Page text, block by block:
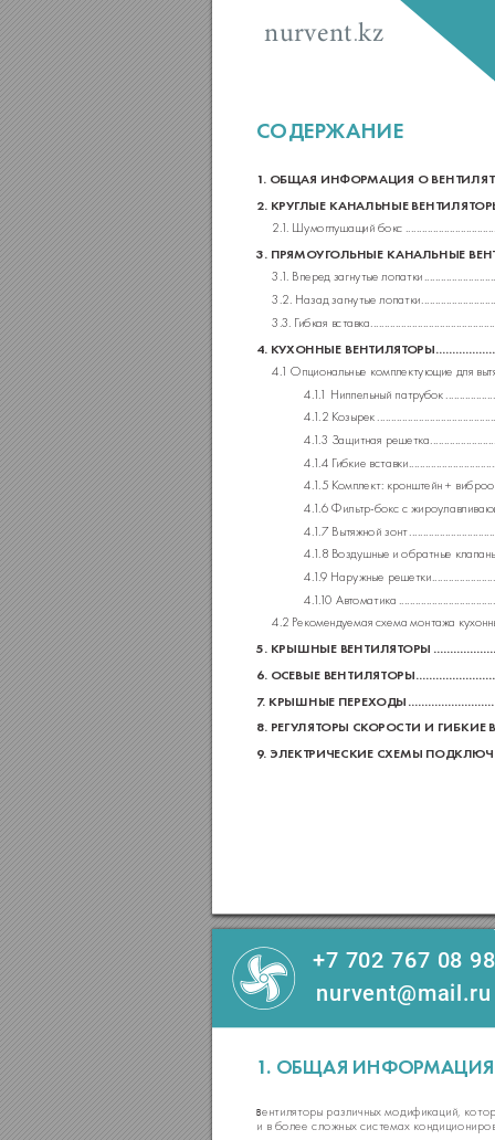
СОДЕРЖАНИЕ
1. ОБЩАЯ ИНФОРМАЦИЯ О
2. КРУГЛЫЕ КАНАЛЬНЫЕ
2.1. Шумоглушащий бокс
3. ПРЯМОУГОЛЬНЫЕ КАНАЛЬНЫЕ
3.1. Вперед загнутые лопатки
3.2. Назад загнутые лопатки
3.3. Гибкая вставка
4. КУХОННЫЕ ВЕНТИЛЯТОРЫ
4.1 Опциональные комплектующие для
4.1.1 Ниппельный патрубок
4.1.2 Козырек
4.1.3 Защитная решетка
4.1.4 Гибкие вставки
4.1.5 Комплект: кронштейн +
4.1.6 Фильтр-бокс с
4.1.7 Вытяжной зонт
4.1.8 Воздушные и обратные
4.1.9 Наружные решетки
4.1.10 Автоматика
4.2 Рекомендуемая схема монтажа
5. КРЫШНЫЕ ВЕНТИЛЯТОРЫ
6. ОСЕВЫЕ ВЕНТИЛЯТОРЫ
7. КРЫШНЫЕ ПЕРЕХОДЫ
8. РЕГУЛЯТОРЫ СКОРОСТИ И ГИБКИЕ
9. ЭЛЕКТРИЧЕСКИЕ СХЕМЫ
nurvent.kz
1. ОБЩАЯ ИНФОРМАЦИЯ
Вентиляторы различных модификаций,
и в более сложных системах
+7 702 767 08 98
nurvent@mail.ru